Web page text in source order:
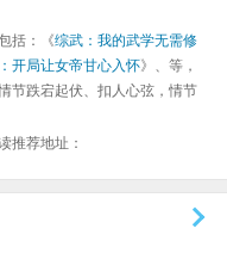
括：《综武：我的武学无需修
开局让女帝甘心入怀》、等，
节跌宕起伏、扣人心弦，情节
推荐地址：